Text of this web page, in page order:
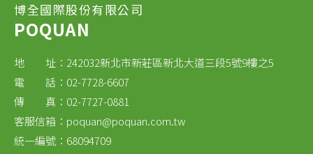
博全國際股份有限公司
POQUAN
地 址：242032新北市新莊區新北大道三段5號9樓之5
電 話：02-7728-6607
傳 真：02-7727-0881
客服信箱： poquan@poquan.com.tw
統一編號：68094709